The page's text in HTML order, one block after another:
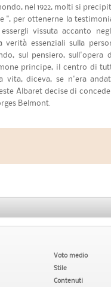
nel 1922, molti si
", per ottenerne la
vissuta accanto
essenziali sulla
sul pensiero, sull'opera
principe, il centro di
vita, diceva, se n'era
Albaret decise di
Belmont.
Voto medio
Stile
Contenuti